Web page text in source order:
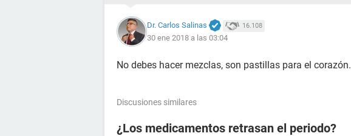
Dr. Carlos Salinas 16.108
30 ene 2018 a las 03:04
No debes hacer mezclas, son pastillas para el corazón.
Discusiones similares
¿Los medicamentos retrasan el periodo?